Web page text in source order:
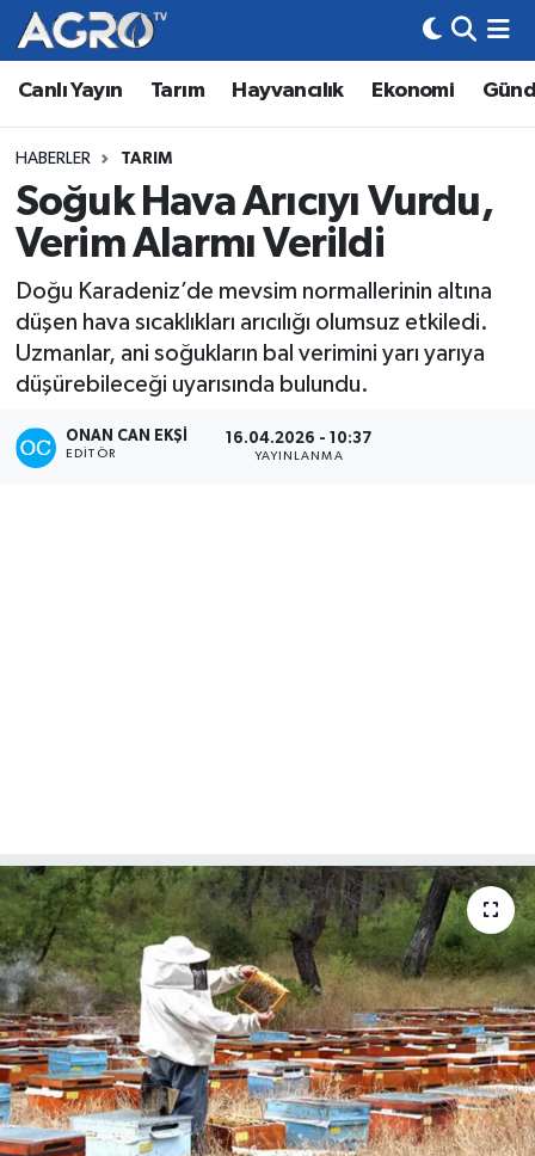
Canlı Yayın Tarım Hayvancılık Ekonomi
HABERLER TARIM
Soğuk Hava Arıcıyı Vurdu,
Verim Alarmı Verildi
Doğu Karadeniz’de mevsim normallerinin altına
düşen hava sıcaklıkları arıcılığı olumsuz etkiledi.
Uzmanlar, ani soğukların bal verimini yarı yarıya
düşürebileceği uyarısında bulundu.
ONAN CAN EKŞI
EDITÖR
16.04.2026 - 10:37
YAYINLANMA
Hava Durumu
Trafik Durumu
Süper Lig Puan Durumu ve Fikstür
Son Dakika Haberleri
Haber Arşivi